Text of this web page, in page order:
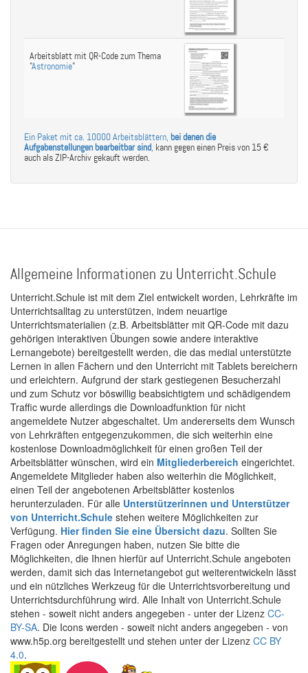
Arbeitsblatt mit QR-Code zum Thema
"Astronomie"
Ein Paket mit ca. 10000 Arbeitsblättern, bei denen die
Aufgabenstellungen bearbeitbar sind, kann gegen einen Preis von 15 €
auch als ZIP-Archiv gekauft werden.
Allgemeine Informationen zu Unterricht.Schule
Unterricht.Schule ist mit dem Ziel entwickelt worden, Lehrkräfte im
Unterrichtsalltag zu unterstützen, indem neuartige
Unterrichtsmaterialien (z.B. Arbeitsblätter mit QR-Code mit dazu
gehörigen interaktiven Übungen sowie andere interaktive
Lernangebote) bereitgestellt werden, die das medial unterstützte
Lernen in allen Fächern und den Unterricht mit Tablets bereichern
und erleichtern. Aufgrund der stark gestiegenen Besucherzahl
und zum Schutz vor böswillig beabsichtigtem und schädigendem
Traffic wurde allerdings die Downloadfunktion für nicht
angemeldete Nutzer abgeschaltet. Um andererseits dem Wunsch
von Lehrkräften entgegenzukommen, die sich weiterhin eine
kostenlose Downloadmöglichkeit für einen großen Teil der
Arbeitsblätter wünschen, wird ein Mitgliederbereich eingerichtet.
Angemeldete Mitglieder haben also weiterhin die Möglichkeit,
einen Teil der angebotenen Arbeitsblätter kostenlos
herunterzuladen. Für alle Unterstützerinnen und Unterstützer
von Unterricht.Schule stehen weitere Möglichkeiten zur
Verfügung. Hier finden Sie eine Übersicht dazu. Sollten Sie
Fragen oder Anregungen haben, nutzen Sie bitte die
Möglichkeiten, die Ihnen hierfür auf Unterricht.Schule angeboten
werden, damit sich das Internetangebot gut weiterentwickeln lässt
und ein nützliches Werkzeug für die Unterrichtsvorbereitung und
Unterrichtsdurchführung wird. Alle Inhalt von Unterricht.Schule
stehen - soweit nicht anders angegeben - unter der Lizenz CC-
BY-SA. Die Icons werden - soweit nicht anders angegeben - von
www.h5p.org bereitgestellt und stehen unter der Lizenz CC BY
4.0.